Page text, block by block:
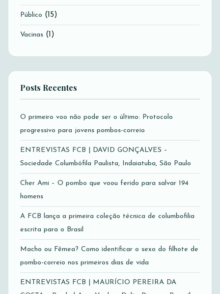
Público (15)
Vacinas (1)
Posts Recentes
O primeiro voo não pode ser o último: Protocolo
progressivo para jovens pombos-correio
ENTREVISTAS FCB | DAVID GONÇALVES –
Sociedade Columbófila Paulista, Indaiatuba, São Paulo
Cher Ami – O pombo que voou ferido para salvar 194
homens
A FCB lança a primeira coleção técnica de columbofilia
escrita para o Brasil
Macho ou Fêmea? Como identificar o sexo do filhote de
pombo-correio nos primeiros dias de vida
ENTREVISTAS FCB | MAURÍCIO PEREIRA DA